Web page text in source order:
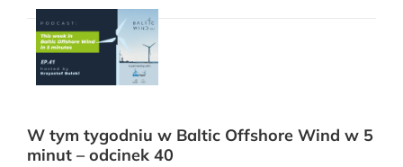
W tym tygodniu w Baltic Offshore Wind w 5
minut – odcinek 40